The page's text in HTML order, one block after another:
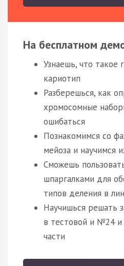
На бесплатном
Узнаешь, что такое
кариотип
Разберешься, как
хромосомные
ошибаться
Познакомимся со
мейоза и научимся
Сможешь
шпаргалками для
типов деления в
Научишься решать
в тестовой и №24 и
части